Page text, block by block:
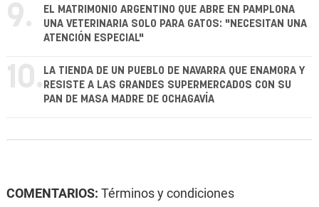
9.
EL MATRIMONIO ARGENTINO QUE ABRE EN PAMPLONA
UNA VETERINARIA SOLO PARA GATOS: "NECESITAN UNA
ATENCIÓN ESPECIAL"
10. LA TIENDA DE UN PUEBLO DE NAVARRA QUE ENAMORA Y
RESISTE A LAS GRANDES SUPERMERCADOS CON SU
PAN DE MASA MADRE DE OCHAGAVÍA
COMENTARIOS: Términos y condiciones